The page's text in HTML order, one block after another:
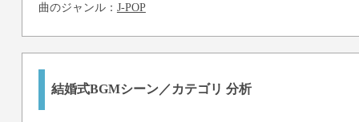
曲のジャンル： J-POP
結婚式BGMシーン／カテゴリ 分析